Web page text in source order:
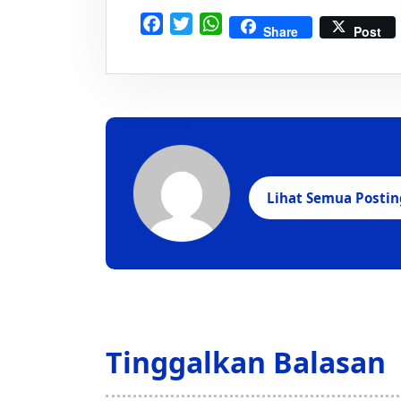
Facebook
TwitterWhatsAppShare Post
Lihat Semua
Tinggalkan Balasan